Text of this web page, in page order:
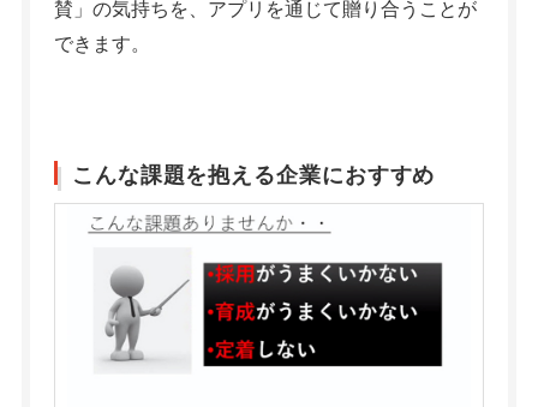
賛」の気持ちを、アプリを通じて贈り合うことが
できます。
こんな課題を抱える企業におすすめ